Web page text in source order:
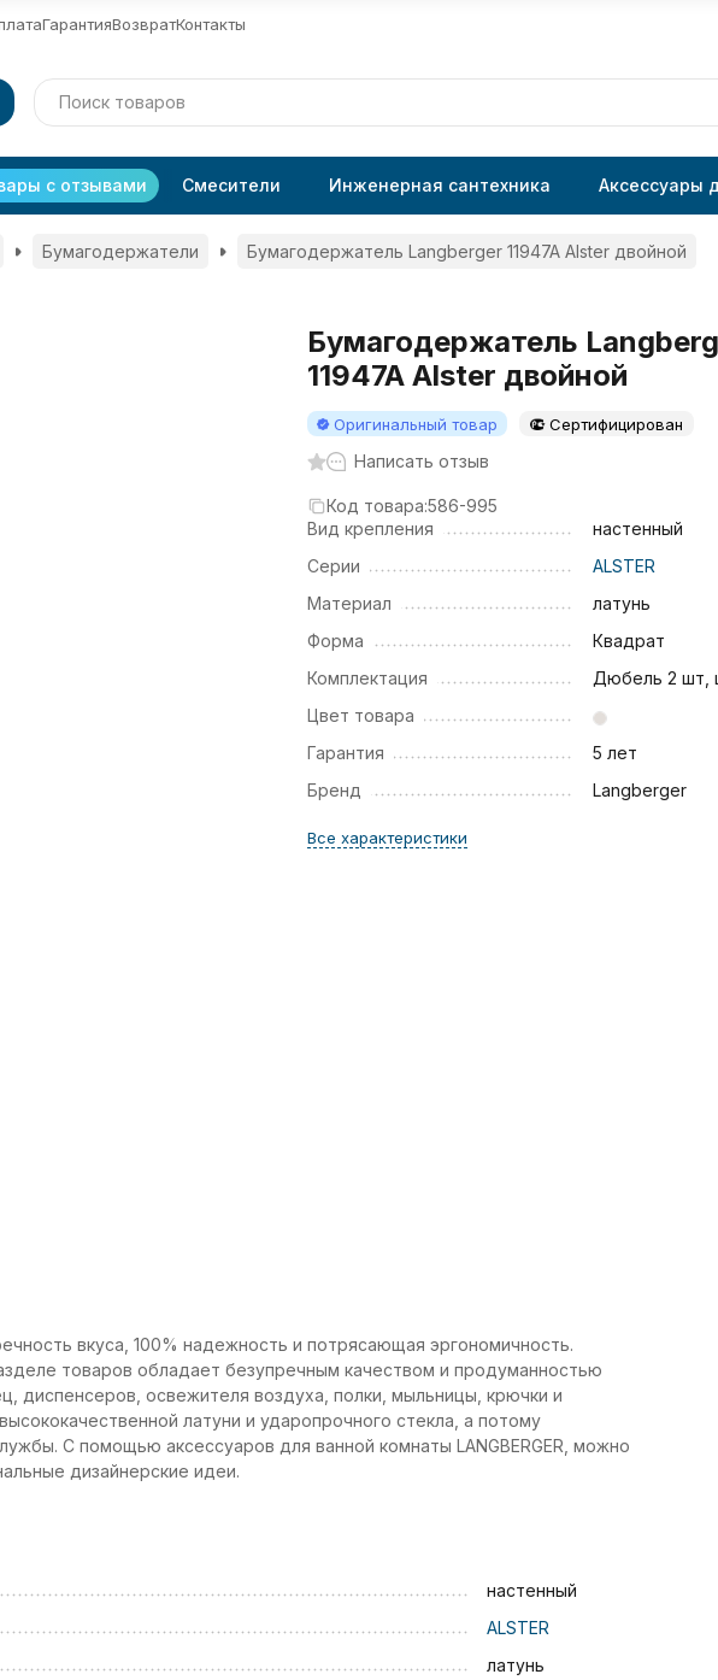
ГарантияВозвратКонтакты
с отзывами Смесители Инженерная сантехника Аксессуары
Бумагодержатели Бумагодержатель Langberger 11947A Alster двойной
Бумагодержатель
11947A Alster двойной
Оригинальный товар Сертифицирован
Написать отзыв
Код товара:586-995
Вид крепления
настенный
Серии
ALSTER
Материал
латунь
Форма
Квадрат
Комплектация
Дюбель 2 шт,
Цвет товара
Гарантия
5 лет
Бренд
Langberger
Все характеристики
вкуса, 100% надежность и потрясающая эргономичность.
товаров обладает безупречным качеством и продуманностью
диспенсеров, освежителя воздуха, полки, мыльницы, крючки и
латуни и ударопрочного стекла, а потому
С помощью аксессуаров для ванной комнаты LANGBERGER, можно
дизайнерские идеи.
настенный
ALSTER
латунь